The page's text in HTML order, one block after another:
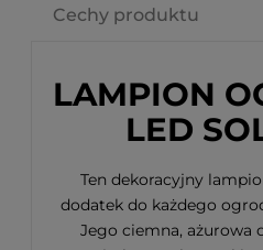
Cechy produktu
LAMPION
LED
Ten dekoracyjny
dodatek do każdego
Jego ciemna, ażurowa